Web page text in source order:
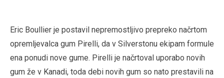
Eric Boullier je postavil nepremostljivo prepreko načrtom
opremljevalca gum Pirelli, da v Silverstonu ekipam formule
ena ponudi nove gume. Pirelli je načrtoval uporabo novih
gum že v Kanadi, toda debi novih gum so nato prestavili na